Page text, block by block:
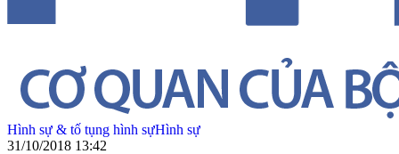
Hình sự & tố tụng hình sựHình sự
31/10/2018 13:42